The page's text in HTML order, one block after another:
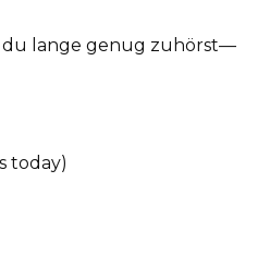
du lange genug zuhörst—
today)